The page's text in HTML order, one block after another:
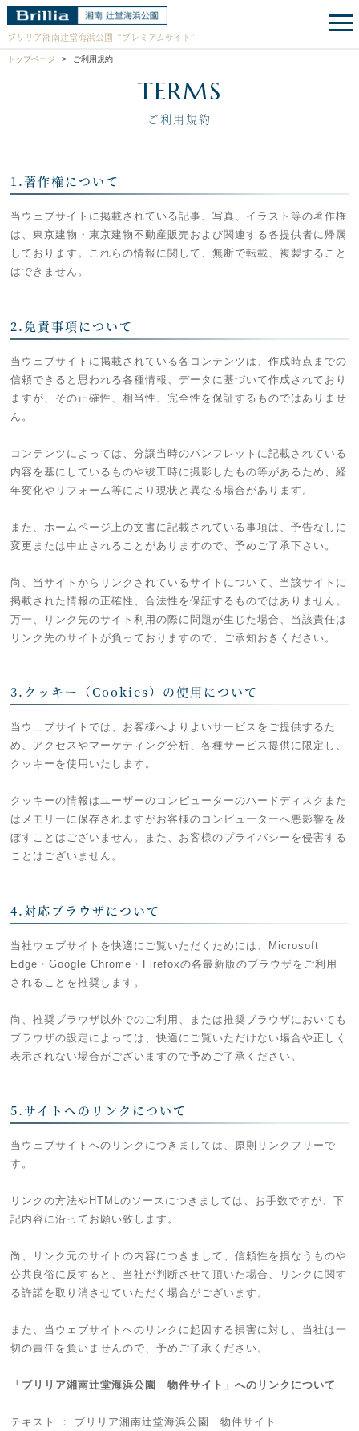
ブリリア湘南辻堂海浜公園 “プレミアムサイト”
トップページ ご利用規約
TERMS
ご利用規約
1.著作権について
当ウェブサイトに掲載されている記事、写真、イラスト等の著作権
は、東京建物・東京建物不動産販売および関連する各提供者に帰属
しております。これらの情報に関して、無断で転載、複製すること
はできません。
2.免責事項について
当ウェブサイトに掲載されている各コンテンツは、作成時点までの
信頼できると思われる各種情報、データに基づいて作成されており
ますが、その正確性、相当性、完全性を保証するものではありませ
ん。
コンテンツによっては、分譲当時のパンフレットに記載されている
内容を基にしているものや竣工時に撮影したもの等があるため、経
年変化やリフォーム等により現状と異なる場合があります。
また、ホームページ上の文書に記載されている事項は、予告なしに
変更または中止されることがありますので、予めご了承下さい。
尚、当サイトからリンクされているサイトについて、当該サイトに
掲載された情報の正確性、合法性を保証するものではありません。
万一、リンク先のサイト利用の際に問題が生じた場合、当該責任は
リンク先のサイトが負っておりますので、ご承知おきください。
3.クッキー（Cookies）の使用について
当ウェブサイトでは、お客様へよりよいサービスをご提供するた
め、アクセスやマーケティング分析、各種サービス提供に限定し、
クッキーを使用いたします。
クッキーの情報はユーザーのコンピューターのハードディスクまた
はメモリーに保存されますがお客様のコンピューターへ悪影響を及
ぼすことはございません。また、お客様のプライバシーを侵害する
ことはございません。
4.対応ブラウザについて
当社ウェブサイトを快適にご覧いただくためには、Microsoft
Edge・Google Chrome・Firefoxの各最新版のブラウザをご利用
されることを推奨します。
尚、推奨ブラウザ以外でのご利用、または推奨ブラウザにおいても
ブラウザの設定によっては、快適にご覧いただけない場合や正しく
表示されない場合がございますので予めご了承ください。
5.サイトへのリンクについて
当ウェブサイトへのリンクにつきましては、原則リンクフリーで
す。
リンクの方法やHTMLのソースにつきましては、お手数ですが、下
記内容に沿ってお願い致します。
尚、リンク元のサイトの内容につきまして、信頼性を損なうものや
公共良俗に反すると、当社が判断させて頂いた場合、リンクに関す
る許諾を取り消させていただく場合がございます。
また、当ウェブサイトへのリンクに起因する損害に対し、当社は一
切の責任を負いませんので、予めご了承ください。
「ブリリア湘南辻堂海浜公園 物件サイト」へのリンクについて
テキスト ： ブリリア湘南辻堂海浜公園 物件サイト